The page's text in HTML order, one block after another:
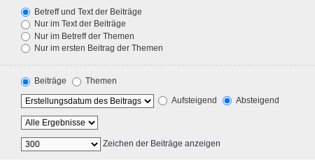
Betreff und Text der Beiträge
Nur im Text der Beiträge
Nur im Betreff der Themen
Nur im ersten Beitrag der Themen
Beiträge
Themen
Aufsteigend Absteigend
Zeichen der Beiträge anzeigen